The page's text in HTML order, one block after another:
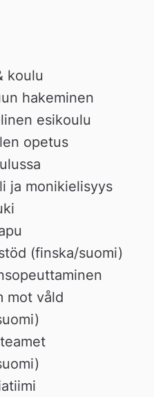
koulu
hakeminen
esikoulu
opetus
ja monikielisyys
(finska/suomi)
mot våld